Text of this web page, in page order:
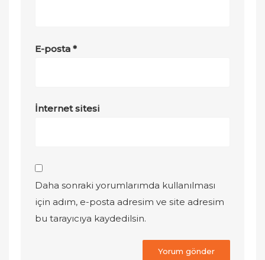
E-posta*
İnternet sitesi
Daha sonraki yorumlarımda kullanılması
için adım, e-posta adresim ve site adresim
bu tarayıcıya kaydedilsin.